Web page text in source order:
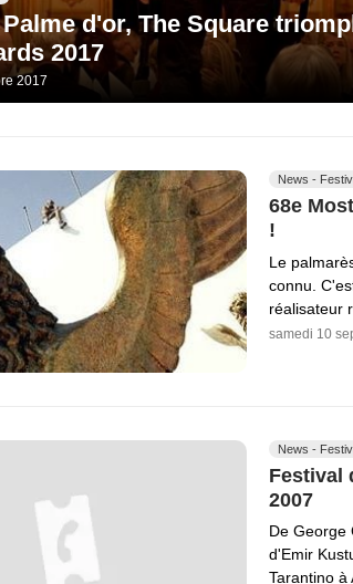
d'or, The Square
2017
2017
News -
68e
!
Le
connu.
réalisateur
samedi 10
News -
Festival
2007
De George
d'Emir
Tarantino à